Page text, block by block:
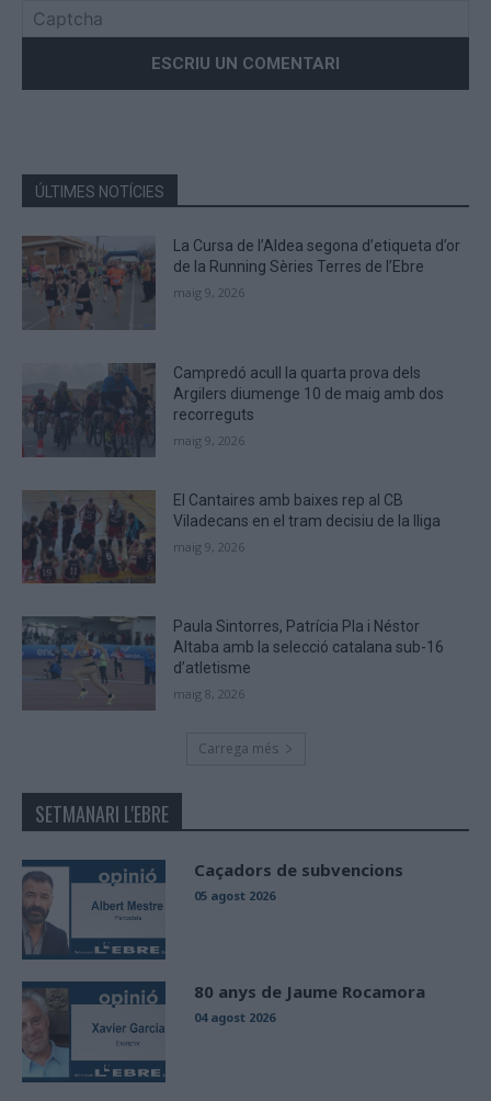
the
the
CAPTCHA
to
verify
that
you
ÚLTIMES NOTÍCIES
La Cursa de l’Aldea segona d’etiqueta d’or
de la Running Sèries Terres de l’Ebre
maig 9, 2026
Campredó acull la quarta prova dels
Argilers diumenge 10 de maig amb dos
recorreguts
maig 9, 2026
El Cantaires amb baixes rep al CB
Viladecans en el tram decisiu de la lliga
maig 9, 2026
Paula Sintorres, Patrícia Pla i Néstor
Altaba amb la selecció catalana sub-16
d’atletisme
maig 8, 2026
Carrega més
SETMANARI L'EBRE
Caçadors de subvencions
05 agost 2026
80 anys de Jaume Rocamora
04 agost 2026